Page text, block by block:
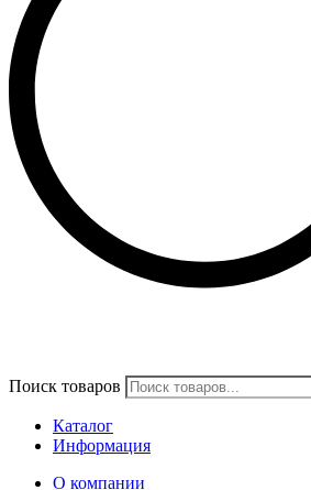
Поиск товаров
Каталог
Информация
О компании